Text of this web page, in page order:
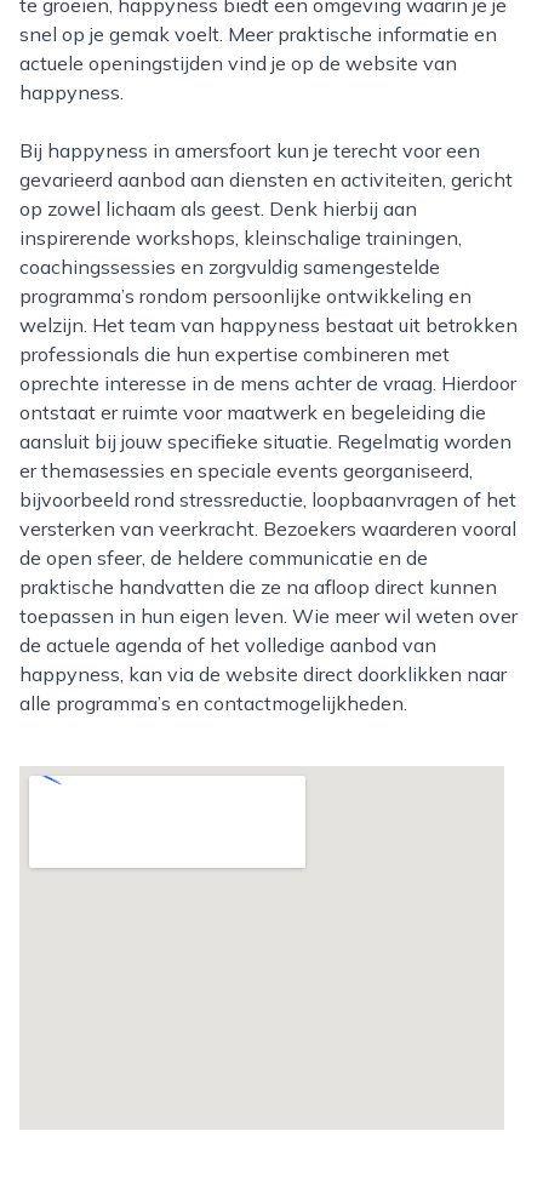
te groeien, happyness biedt een omgeving waarin je je
snel op je gemak voelt. Meer praktische informatie en
actuele openingstijden vind je op de website van
happyness.
Bij happyness in amersfoort kun je terecht voor een
gevarieerd aanbod aan diensten en activiteiten, gericht
op zowel lichaam als geest. Denk hierbij aan
inspirerende workshops, kleinschalige trainingen,
coachingssessies en zorgvuldig samengestelde
programma’s rondom persoonlijke ontwikkeling en
welzijn. Het team van happyness bestaat uit betrokken
professionals die hun expertise combineren met
oprechte interesse in de mens achter de vraag. Hierdoor
ontstaat er ruimte voor maatwerk en begeleiding die
aansluit bij jouw specifieke situatie. Regelmatig worden
er themasessies en speciale events georganiseerd,
bijvoorbeeld rond stressreductie, loopbaanvragen of het
versterken van veerkracht. Bezoekers waarderen vooral
de open sfeer, de heldere communicatie en de
praktische handvatten die ze na afloop direct kunnen
toepassen in hun eigen leven. Wie meer wil weten over
de actuele agenda of het volledige aanbod van
happyness, kan via de website direct doorklikken naar
alle programma’s en contactmogelijkheden.